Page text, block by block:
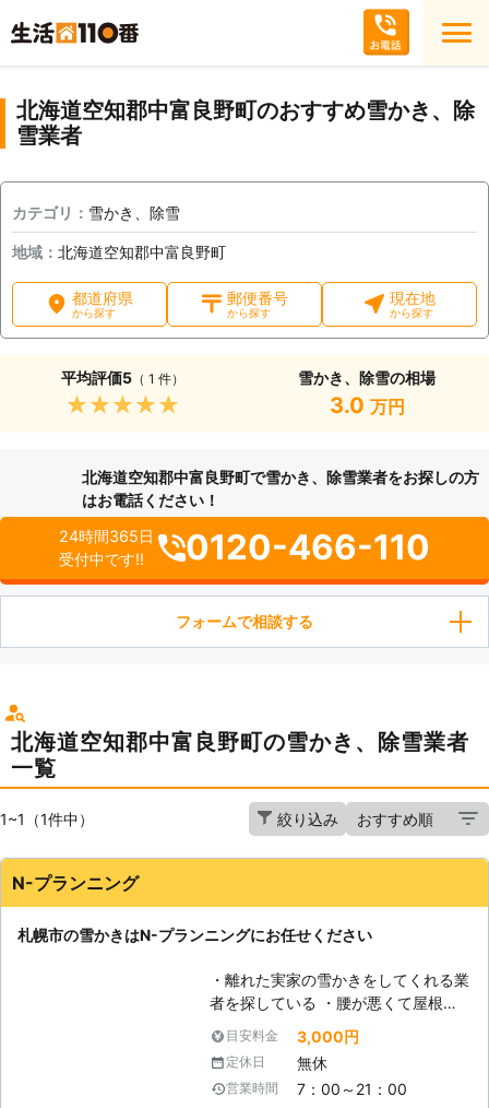
北海道空知郡中富良野町のおすすめ雪かき、除
雪業者
カテゴリ： 雪かき、除雪
地域： 北海道空知郡中富良野町
都道府県
から探す
郵便番号
から探す
現在地
から探す
平均評価5（ 1 件）
★★★★★
雪かき、除雪の相場
3.0 万円
北海道空知郡中富良野町で雪かき、除雪業者をお探しの方
はお電話ください！
24時間365日
受付中です!!
0120-466-110
フォームで相談する
北海道空知郡中富良野町の雪かき、除雪業者
一覧
1~1（1件中） 絞り込み
N-プランニング
札幌市の雪かきはN-プランニングにお任せください
・離れた実家の雪かきをしてくれる業
者を探している ・腰が悪くて屋根の
雪下ろしがむずかしいけど、頼れる人
が身近にいない ・雪の量が多いので
排雪作業までして欲しい このような
ご要望ならN-プランニングの雪か
目安料金 3,000円
定休日 無休
営業時間 7：00～21：00